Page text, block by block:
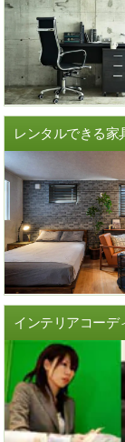
レンタルできる家
インテリアコーデ